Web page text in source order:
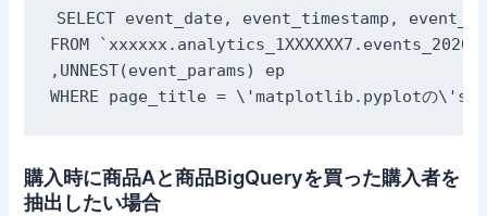
SELECT event_date, event_timestamp,
FROM
,UNNEST(event_params) ep
WHERE page_title = \'matplotlib.pyplotの
購入時に商品Aと商品BigQueryを買った購入者を
抽出したい場合